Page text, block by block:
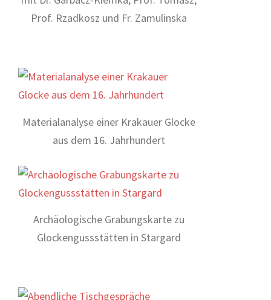
Prof. Rzadkosz und Fr. Zamulinska
Materialanalyse einer Krakauer Glocke
aus dem 16. Jahrhundert
Archäologische Grabungskarte zu
Glockengussstätten in Stargard